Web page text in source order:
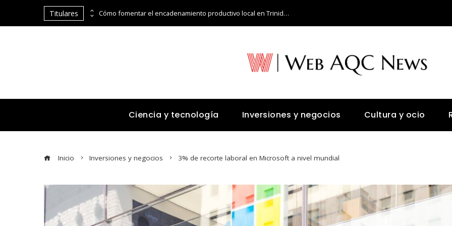
Titulares Las compañías con mayor capitalización bursátil en la historia financiera Cómo fomentar el encadenamiento productivo local en Trinidad y Tobago a partir de la industria de hidrocarburos
Ciencia y tecnología Inversiones y negocios Cultura y ocio
Inicio Inversiones y negocios 3% de recorte laboral en Microsoft a nivel mundial